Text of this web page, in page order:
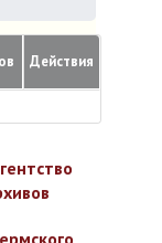
Действия